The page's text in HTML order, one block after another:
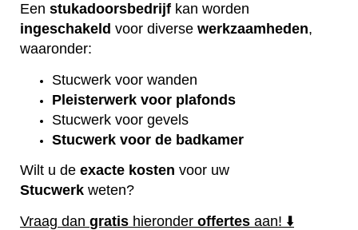
Een stukadoorsbedrijf kan worden
ingeschakeld voor diverse werkzaamheden,
waaronder:
Stucwerk voor wanden
Pleisterwerk voor plafonds
Stucwerk voor gevels
Stucwerk voor de badkamer
Wilt u de exacte kosten voor uw
Stucwerk weten?
Vraag dan gratis hieronder offertes aan! ⬇️